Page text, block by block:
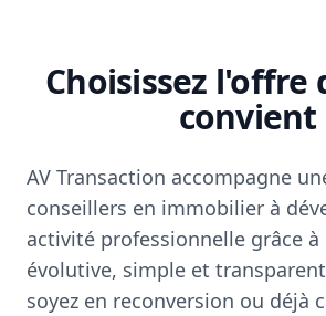
Choisissez l'offre
convient
AV Transaction accompagne
conseillers en immobilier à
activité professionnelle grâce
évolutive, simple et
soyez en reconversion ou déjà